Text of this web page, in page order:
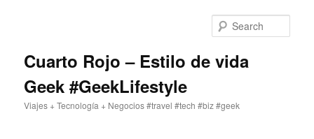
Cuarto Rojo – Estilo de vida
Geek #GeekLifestyle
Viajes + Tecnología + Negocios #travel #tech #biz #geek